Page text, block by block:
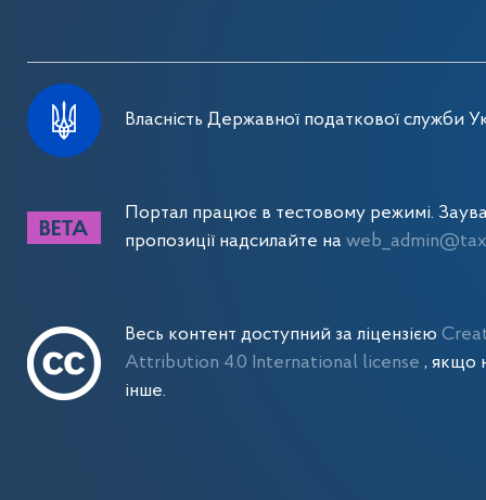
Власність Державної податкової служби
Портал працює в тестовому режимі.
пропозиції надсилайте на
Весь контент доступний за ліцензією
Attribution 4.0 International license , якщо
інше.